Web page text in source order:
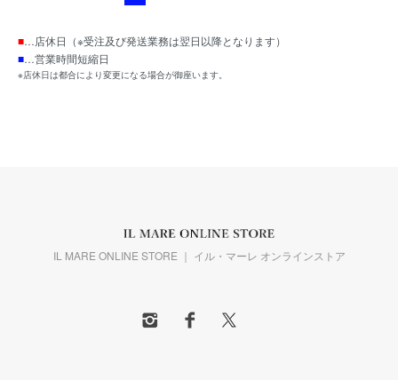
■…店休日（※受注及び発送業務は翌日以降となります）
■…営業時間短縮日
※店休日は都合により変更になる場合が御座います。
IL MARE ONLINE STORE ｜ イル・マーレ オンラインストア